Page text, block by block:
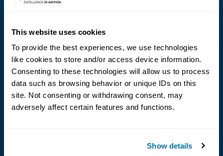
This website uses cookies
To provide the best experiences, we use technologies
like cookies to store and/or access device information.
Consenting to these technologies will allow us to process
data such as browsing behavior or unique IDs on this
site. Not consenting or withdrawing consent, may
adversely affect certain features and functions.
Show details
Language
Veranstaltungen
Dealer
Portal